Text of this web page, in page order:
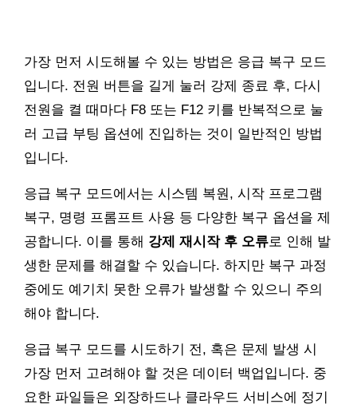
가장 먼저 시도해볼 수 있는 방법은 응급 복구 모드
입니다. 전원 버튼을 길게 눌러 강제 종료 후, 다시
전원을 켤 때마다 F8 또는 F12 키를 반복적으로 눌
러 고급 부팅 옵션에 진입하는 것이 일반적인 방법
입니다.
응급 복구 모드에서는 시스템 복원, 시작 프로그램
복구, 명령 프롬프트 사용 등 다양한 복구 옵션을 제
공합니다. 이를 통해 강제 재시작 후 오류로 인해 발
생한 문제를 해결할 수 있습니다. 하지만 복구 과정
중에도 예기치 못한 오류가 발생할 수 있으니 주의
해야 합니다.
응급 복구 모드를 시도하기 전, 혹은 문제 발생 시
가장 먼저 고려해야 할 것은 데이터 백업입니다. 중
요한 파일들은 외장하드나 클라우드 서비스에 정기